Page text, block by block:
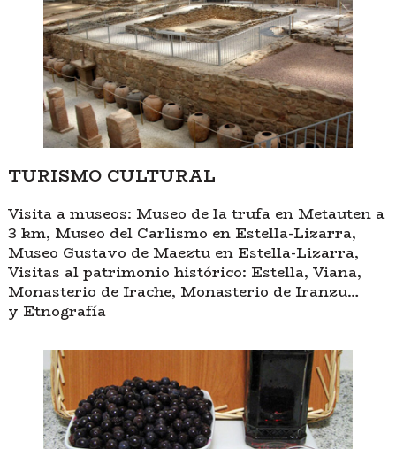
TURISMO CULTURAL
Visita a museos: Museo de la trufa en Metauten a
3 km, Museo del Carlismo en Estella-Lizarra,
Museo Gustavo de Maeztu en Estella-Lizarra,
Visitas al patrimonio histórico: Estella, Viana,
Monasterio de Irache, Monasterio de Iranzu…
y Etnografía